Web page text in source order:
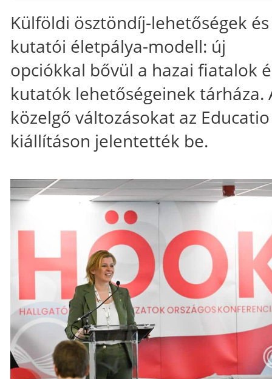
Külföldi ösztöndíj-lehetőségek és
kutatói életpálya-modell: új
opciókkal bővül a hazai fiatalok
kutatók lehetőségeinek tárháza.
közelgő változásokat az Educatio
kiállításon jelentették be.